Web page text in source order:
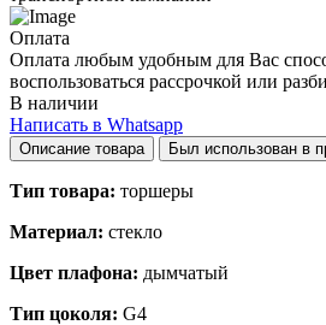
Оплата
Оплата любым удобным для Вас
воспользоваться рассрочкой или
В наличии
Написать в Whatsapp
Описание товара Был использован в
Тип товара: торшеры
Материал: стекло
Цвет плафона: дымчатый
Тип цоколя: G4